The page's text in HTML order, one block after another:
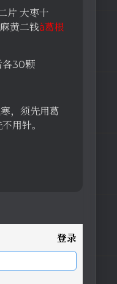
片 大枣十
黄二钱à葛根
各30颗
，须先用葛
用针。
登录